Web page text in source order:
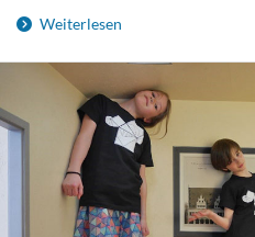
Weiterlesen